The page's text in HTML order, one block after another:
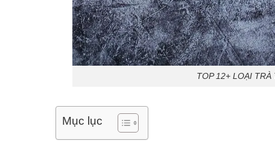
TOP 12+ LOẠI
Mục lục